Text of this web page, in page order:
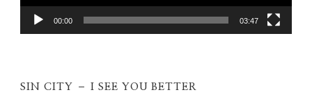
00:00 03:47
SIN CITY – I SEE YOU BETTER